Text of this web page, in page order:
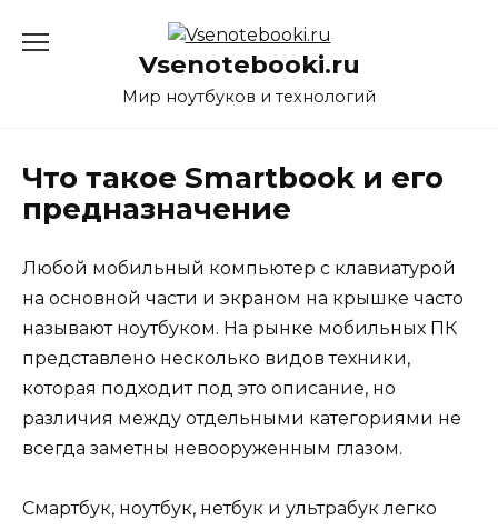
Vsenotebooki.ru
Мир ноутбуков и технологий
Что такое Smartbook и его
предназначение
Любой мобильный компьютер с клавиатурой
на основной части и экраном на крышке часто
называют ноутбуком. На рынке мобильных ПК
представлено несколько видов техники,
которая подходит под это описание, но
различия между отдельными категориями не
всегда заметны невооруженным глазом.
Смартбук, ноутбук, нетбук и ультрабук легко